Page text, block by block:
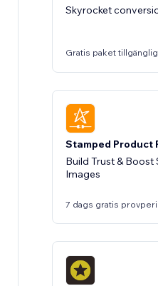
Skyrocket
Gratis paket
Stamped Product
Build Trust & Boost
Images
7 dags gratis